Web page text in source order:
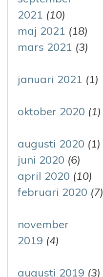
2021 (10)
maj 2021 (18)
mars 2021 (3)
januari 2021 (1)
oktober 2020 (1)
augusti 2020 (1)
juni 2020 (6)
april 2020 (10)
februari 2020 (7)
november
2019 (4)
augusti 2019 (3)